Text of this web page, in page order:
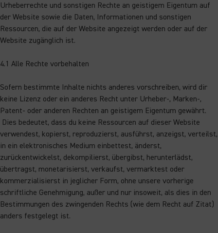
Urheberrechte und sonstigen Rechte an geistigem Eigentum auf
der Website sowie die Daten, Informationen und sonstigen
Ressourcen, die auf der Website angezeigt werden oder auf der
Website zugänglich ist.
4.1 Alle Rechte vorbehalten
Sofern bestimmte Inhalte nichts anderes vorschreiben, wird dir
keine Lizenz oder ein anderes Recht unter Urheber-, Marken-,
Patent- oder anderen Rechten an geistigem Eigentum gewährt.
Dies bedeutet, dass du keine Ressourcen auf dieser Website
verwendest, kopierst, reproduzierst, ausführst, anzeigst, verteilst,
in ein elektronisches Medium einbettest, änderst,
zurückentwickelst, dekompilierst, übergibst, herunterlädst,
übertragst, monetarisierst, verkaufst, vermarktest oder
kommerzialisierst in jeglicher Form, ohne unsere vorherige
schriftliche Genehmigung, außer und nur insoweit, als dies in den
Bestimmungen des zwingenden Rechts (wie dem Recht auf Zitat)
anders festgelegt ist.